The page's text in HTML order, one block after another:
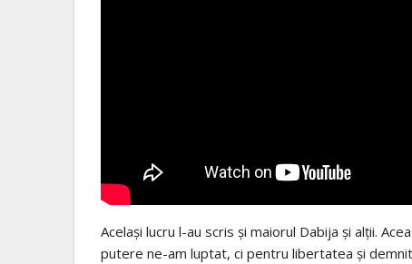
Acelaşi lucru l-au scris şi maiorul Dabija şi alţii.
putere ne-am luptat, ci pentru libertatea şi